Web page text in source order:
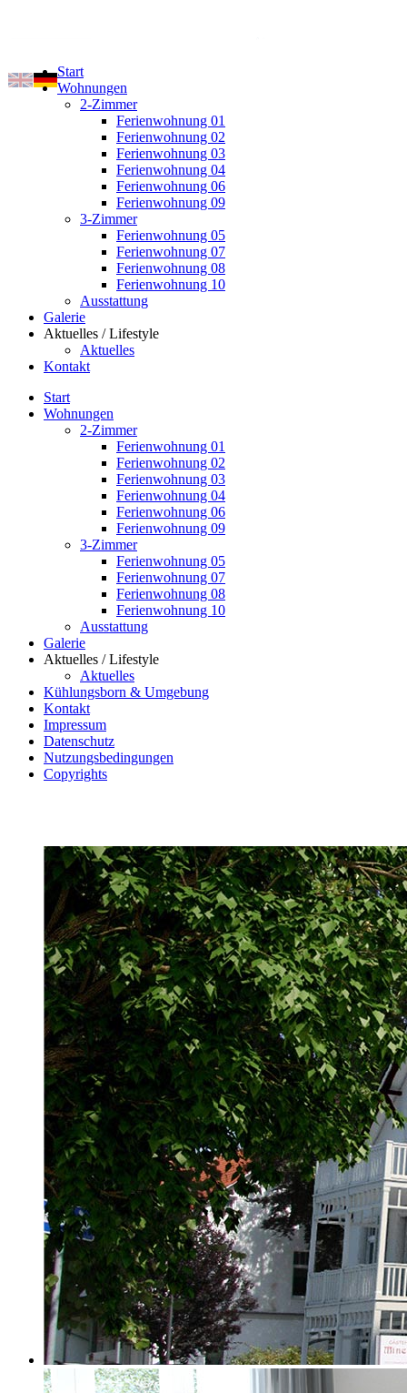
Start
Wohnungen
2-Zimmer
Ferienwohnung 01
Ferienwohnung 02
Ferienwohnung 03
Ferienwohnung 04
Ferienwohnung 06
Ferienwohnung 09
3-Zimmer
Ferienwohnung 05
Ferienwohnung 07
Ferienwohnung 08
Ferienwohnung 10
Ausstattung
Galerie
Aktuelles / Lifestyle
Aktuelles
Kontakt
Start
Wohnungen
2-Zimmer
Ferienwohnung 01
Ferienwohnung 02
Ferienwohnung 03
Ferienwohnung 04
Ferienwohnung 06
Ferienwohnung 09
3-Zimmer
Ferienwohnung 05
Ferienwohnung 07
Ferienwohnung 08
Ferienwohnung 10
Ausstattung
Galerie
Aktuelles / Lifestyle
Aktuelles
Kühlungsborn & Umgebung
Kontakt
Impressum
Datenschutz
Nutzungsbedingungen
Copyrights